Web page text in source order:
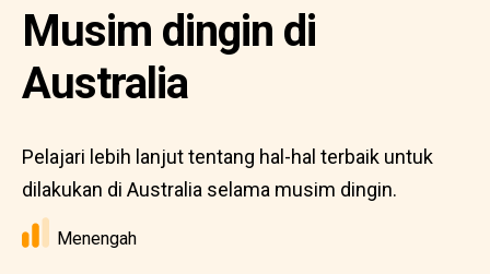
Musim dingin di
Australia
Pelajari lebih lanjut tentang hal-hal terbaik untuk
dilakukan di Australia selama musim dingin.
Menengah